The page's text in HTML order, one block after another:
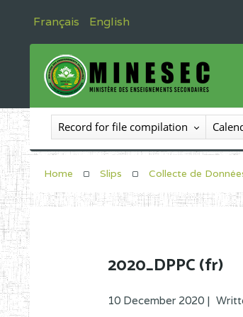
Français English
Record for file compilation
Home Slips Collecte de
2020_DPPC (fr)
10 December 2020 |